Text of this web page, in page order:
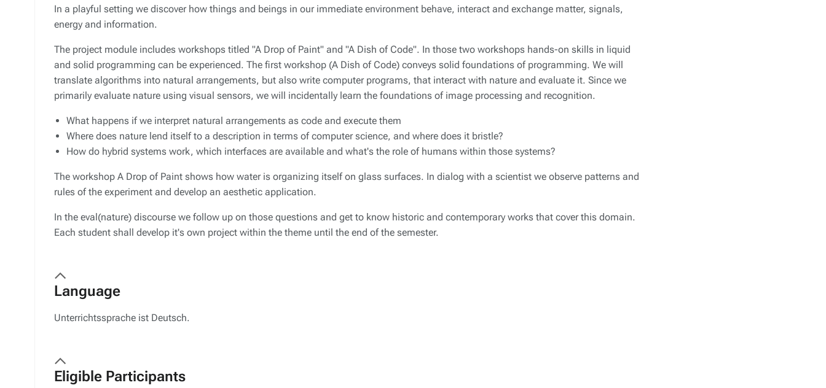
In a playful setting we discover how things and beings in our immediate environment behave, interact and exchange matter, signals,
energy and information.
The project module includes workshops titled "A Drop of Paint" and "A Dish of Code". In those two workshops hands-on skills in liquid
and solid programming can be experienced. The first workshop (A Dish of Code) conveys solid foundations of programming. We will
translate algorithms into natural arrangements, but also write computer programs, that interact with nature and evaluate it. Since we
primarily evaluate nature using visual sensors, we will incidentally learn the foundations of image processing and recognition.
What happens if we interpret natural arrangements as code and execute them
Where does nature lend itself to a description in terms of computer science, and where does it bristle?
How do hybrid systems work, which interfaces are available and what's the role of humans within those systems?
The workshop A Drop of Paint shows how water is organizing itself on glass surfaces. In dialog with a scientist we observe patterns and
rules of the experiment and develop an aesthetic application.
In the eval(nature) discourse we follow up on those questions and get to know historic and contemporary works that cover this domain.
Each student shall develop it's own project within the theme until the end of the semester.
Language
Un­ter­richts­spra­che ist Deutsch.
Eligible Participants